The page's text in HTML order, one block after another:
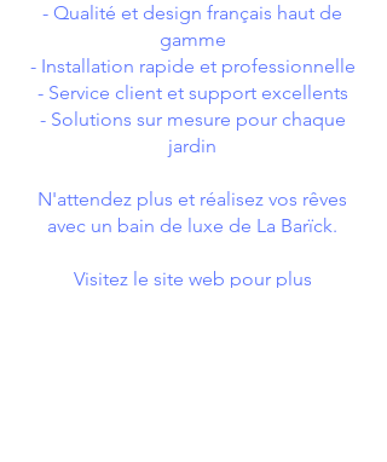
- Qualité et design français haut de
gamme
- Installation rapide et professionnelle
- Service client et support excellents
- Solutions sur mesure pour chaque
jardin
N'attendez plus et réalisez vos rêves
avec un bain de luxe de La Barïck.
Visitez le site web pour plus